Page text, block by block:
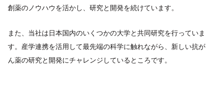
創薬のノウハウを活かし、研究と開発を続けています。
また、当社は日本国内のいくつかの大学と共同研究を行っていま
す。産学連携を活用して最先端の科学に触れながら、新しい抗が
ん薬の研究と開発にチャレンジしているところです。